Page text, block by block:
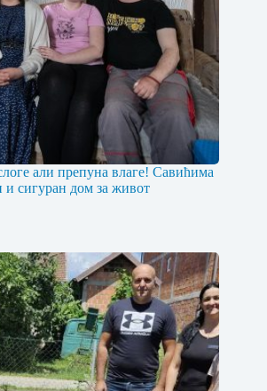
али препуна влаге! Савићима
и сигуран дом за живот